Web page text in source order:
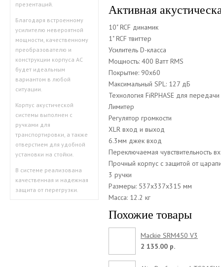
презентаций.
Благодаря встроенному
усилителю невероятной
мощности, качественному
преобразователю и
конструкции корпуса АС
будет идеальным
вариантом в любой
ситуации.
Корпус акустической
системы выполнен с
ручками для
транспортировки, а также
отверстием для удобной
установки на стойки.
В системе реализована
качественная и надежная
защита от перегрузки.
Активная
10" RCF динамик
1" RCF твиттер
Усилитель D-класса
Мощность: 400 Ватт RMS
Покрытие: 90x60
Максимальный SPL: 127 дБ
Технология FiRPHASE для
Лимитер
Регулятор громкости
XLR вход и выход
6.3мм джек вход
Переключаемая чувствительность
Прочный корпус с защитой от
3 ручки
Размеры: 537x337x315 мм
Масса: 12.2 кг
Похожие товары
Mackie SRM450 V3
2 135.00 р.